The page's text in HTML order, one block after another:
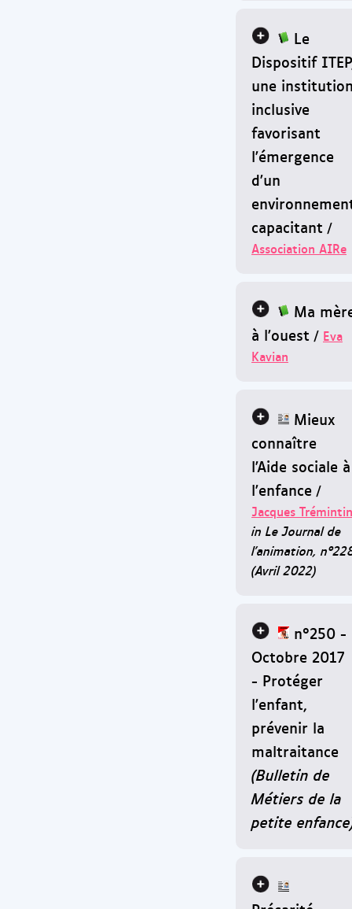
Le
Dispositif
une
inclusive
favorisant
l'émergence
d'un
capacitant /
Association AIRe
Ma
à l'ouest / Eva
Kavian
Mieux
connaître
l'Aide sociale à
l'enfance /
Jacques Trémintin
in Le Journal de
l'animation,
(Avril 2022)
n°250 -
Octobre 2017
- Protéger
l'enfant,
prévenir la
maltraitance
(Bulletin de
Métiers de la
petite